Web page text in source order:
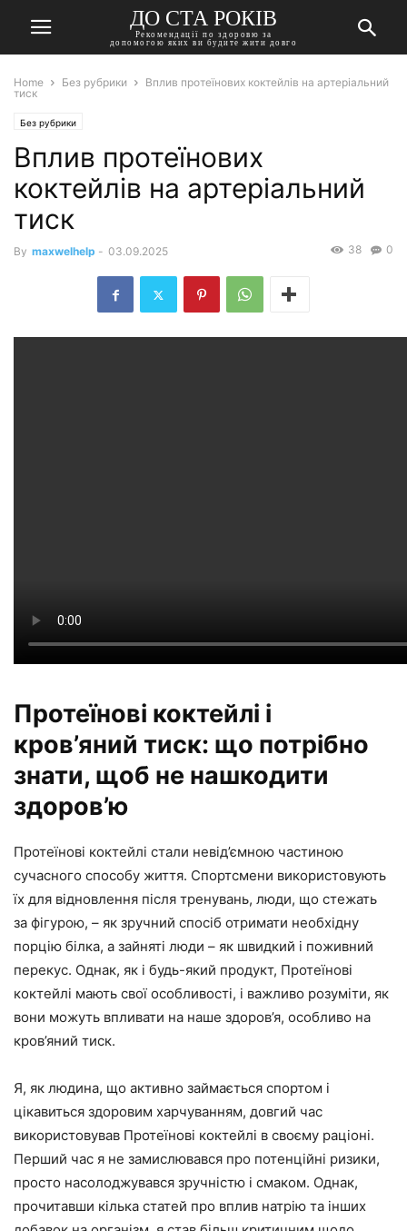
ДО СТА РОКІВ
Рекомендації по здоровю за
допомогою яких ви будите жити довго
Home Без рубрики
Вплив протеїнових коктейлів на артеріальний
тиск
Без рубрики
Вплив протеїнових
коктейлів на артеріальний
тиск
By maxwelhelp - 03.09.2025 0
38
Протеїнові коктейлі і
кров’яний тиск: що потрібно
знати, щоб не нашкодити
здоров’ю
Протеїнові коктейлі стали невід’ємною частиною
сучасного способу життя. Спортсмени використовують
їх для відновлення після тренувань, люди, що стежать
за фігурою, – як зручний спосіб отримати необхідну
порцію білка, а зайняті люди – як швидкий і поживний
перекус. Однак, як і будь-який продукт, Протеїнові
коктейлі мають свої особливості, і важливо розуміти, як
вони можуть впливати на наше здоров’я, особливо на
кров’яний тиск.
Я, як людина, що активно займається спортом і
цікавиться здоровим харчуванням, довгий час
використовував Протеїнові коктейлі в своєму раціоні.
Перший час я не замислювався про потенційні ризики,
просто насолоджувався зручністю і смаком. Однак,
прочитавши кілька статей про вплив натрію та інших